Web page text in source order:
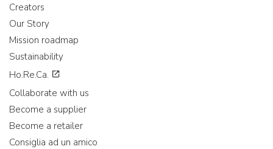
Creators
Our Story
Mission roadmap
Sustainability
Ho.Re.Ca.
Collaborate with us
Become a supplier
Become a retailer
Consiglia ad un amico